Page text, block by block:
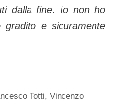
dalla fine. Io non ho
e sicuramente
Totti,Vincenzo